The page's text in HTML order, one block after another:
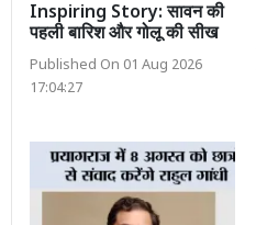
Inspiring Story: सावन की
पहली बारिश और गोलू की सीख
Published On 01 Aug 2026
17:04:27